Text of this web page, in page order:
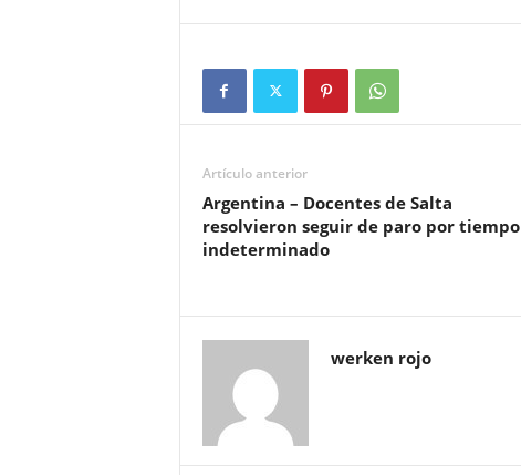
Artículo anterior
Argentina – Docentes de Salta
resolvieron seguir de paro por tiempo
indeterminado
werken rojo